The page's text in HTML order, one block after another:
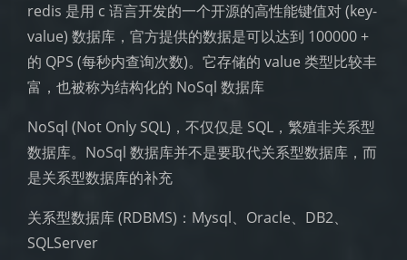
redis 是用 c 语言开发的一个开源的高性能键值对 (key-
value) 数据库，官方提供的数据是可以达到 100000 +
的 QPS (每秒内查询次数)。它存储的 value 类型比较丰
富，也被称为结构化的 NoSql 数据库
NoSql (Not Only SQL)，不仅仅是 SQL，繁殖非关系型
数据库。NoSql 数据库并不是要取代关系型数据库，而
是关系型数据库的补充
关系型数据库 (RDBMS)：Mysql、Oracle、DB2、
SQLServer